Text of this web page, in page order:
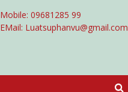
Mobile: 09681285 99
EMail: Luatsuphanvu@gmail.com